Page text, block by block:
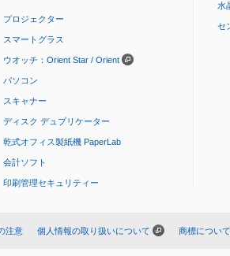
プロジェクター
スマートグラス
ウオッチ：Orient Star / Orient
パソコン
スキャナー
ディスク デュプリケーター
乾式オフィス製紙機 PaperLab
会計ソフト
印刷管理セキュリティー
水
セ
注意 個人情報の取り扱いについて 商標について